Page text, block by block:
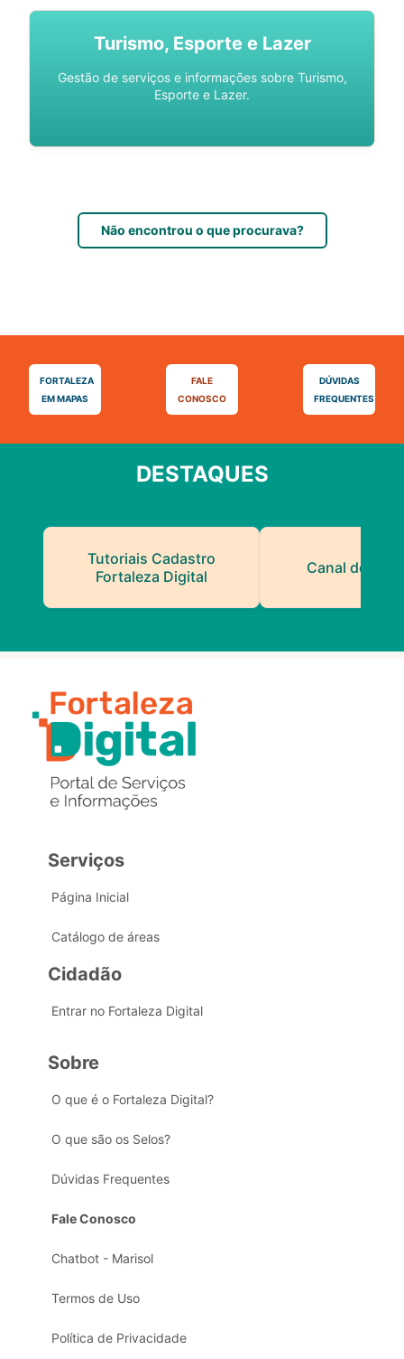
Turismo, Esporte e Lazer
Gestão de serviços e informações sobre Turismo,
Esporte e Lazer.
Não encontrou o que procurava?
FORTALEZA
EM MAPAS
FALE
CONOSCO
DÚVIDAS
FREQUENTES
DESTAQUES
Tutoriais Cadastro
Fortaleza Digital
Canal do
Serviços
Página Inicial
Catálogo de áreas
Cidadão
Entrar no Fortaleza Digital
Sobre
O que é o Fortaleza Digital?
O que são os Selos?
Dúvidas Frequentes
Fale Conosco
Chatbot - Marisol
Termos de Uso
Política de Privacidade